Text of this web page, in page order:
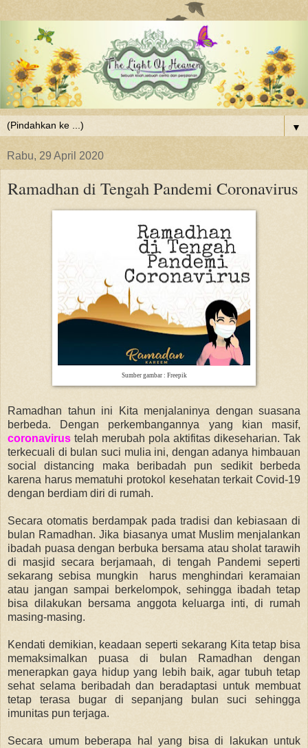
▼
Rabu, 29 April 2020
Ramadhan di Tengah Pandemi Coronavirus
Sumber gambar : Freepik
Ramadhan tahun ini Kita menjalaninya dengan suasana
berbeda. Dengan perkembangannya yang kian masif,
coronavirus telah merubah pola aktifitas dikeseharian. Tak
terkecuali di bulan suci mulia ini, dengan adanya himbauan
social distancing maka beribadah pun sedikit berbeda
karena harus mematuhi protokol kesehatan terkait Covid-19
dengan berdiam diri di rumah.
Secara otomatis berdampak pada tradisi dan kebiasaan di
bulan Ramadhan. Jika biasanya umat Muslim menjalankan
ibadah puasa dengan berbuka bersama atau sholat tarawih
di masjid secara berjamaah, di tengah Pandemi seperti
sekarang sebisa mungkin harus menghindari keramaian
atau jangan sampai berkelompok, sehingga ibadah tetap
bisa dilakukan bersama anggota keluarga inti, di rumah
masing-masing.
Kendati demikian, keadaan seperti sekarang Kita tetap bisa
memaksimalkan puasa di bulan Ramadhan dengan
menerapkan gaya hidup yang lebih baik, agar tubuh tetap
sehat selama beribadah dan beradaptasi untuk membuat
tetap terasa bugar di sepanjang bulan suci sehingga
imunitas pun terjaga.
Secara umum beberapa hal yang bisa di lakukan untuk